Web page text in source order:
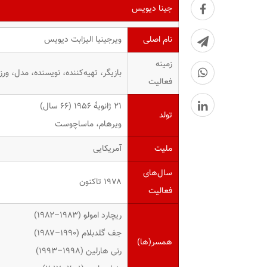
جینا دیویس
نام اصلی
ویرجینیا الیزابت دیویس
زمینه
فعالیت
بازیگر، تهیه‌کننده، نویسنده، مدل،
تولد
۲۱ ژانویهٔ ۱۹۵۶ ‏(۶۶ سال)
ویرهام، ماساچوست
ملیت
آمریکایی
سال‌های
فعالیت
۱۹۷۸ تاکنون
همسر(ها)
ریچارد امولو (۱۹۸۳–۱۹۸۲)
جف گلدبلام (۱۹۹۰–۱۹۸۷)
رنی هارلین (۱۹۹۸–۱۹۹۳)